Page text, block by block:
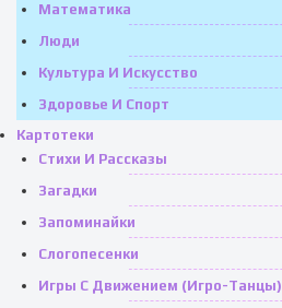
Математика
Люди
Культура И Искусство
Здоровье И Спорт
Картотеки
Стихи И Рассказы
Загадки
Запоминайки
Слогопесенки
Игры С Движением (игро-Танцы)